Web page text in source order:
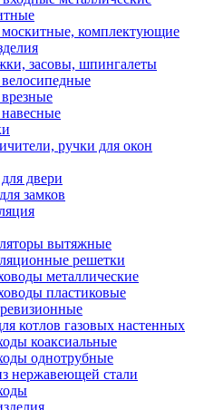
комплектующие
засовы, шпингалеты
ручки для окон
двери
замков
вытяжные
решетки
металлические
пластиковые
котлов газовых настенных
коаксиальные
однотрубные
нержавеющей стали